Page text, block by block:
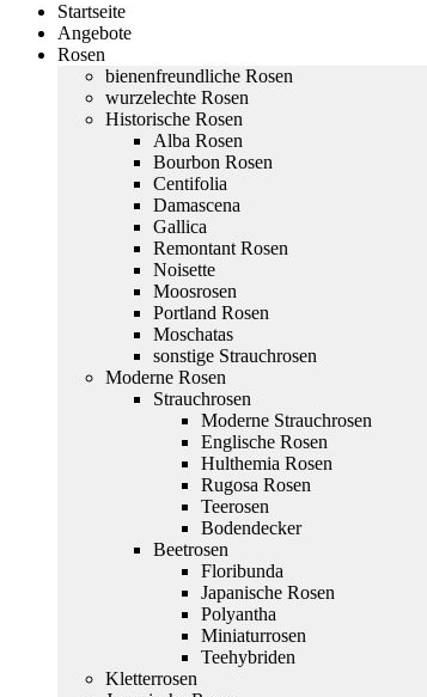
Startseite
Angebote
Rosen
bienenfreundliche Rosen
wurzelechte Rosen
Historische Rosen
Alba Rosen
Bourbon Rosen
Centifolia
Damascena
Gallica
Remontant Rosen
Noisette
Moosrosen
Portland Rosen
Moschatas
sonstige Strauchrosen
Moderne Rosen
Strauchrosen
Moderne Strauchrosen
Englische Rosen
Hulthemia Rosen
Rugosa Rosen
Teerosen
Bodendecker
Beetrosen
Floribunda
Japanische Rosen
Polyantha
Miniaturrosen
Teehybriden
Kletterrosen